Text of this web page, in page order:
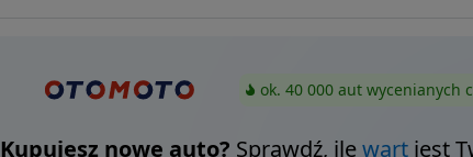
ok. 40 000 aut wycenianych
Kupujesz nowe auto? Sprawdź, ilewartjest